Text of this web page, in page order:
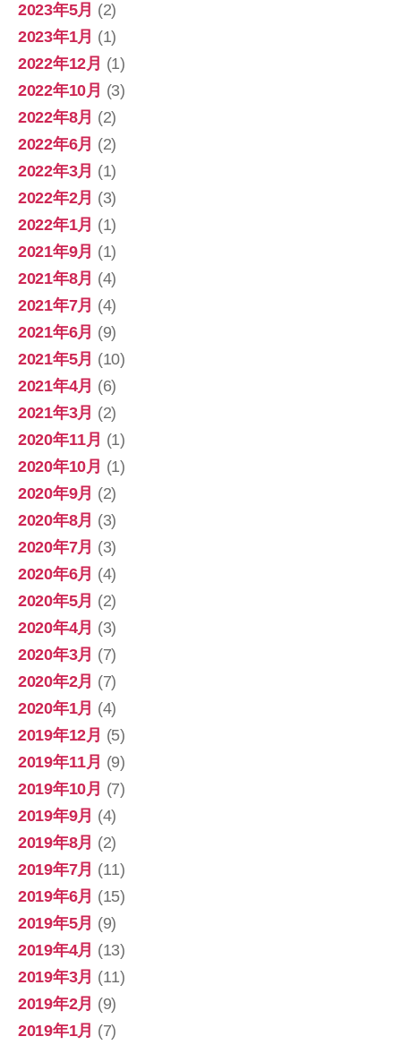
2023年5月 (2)
2023年1月 (1)
2022年12月 (1)
2022年10月 (3)
2022年8月 (2)
2022年6月 (2)
2022年3月 (1)
2022年2月 (3)
2022年1月 (1)
2021年9月 (1)
2021年8月 (4)
2021年7月 (4)
2021年6月 (9)
2021年5月 (10)
2021年4月 (6)
2021年3月 (2)
2020年11月 (1)
2020年10月 (1)
2020年9月 (2)
2020年8月 (3)
2020年7月 (3)
2020年6月 (4)
2020年5月 (2)
2020年4月 (3)
2020年3月 (7)
2020年2月 (7)
2020年1月 (4)
2019年12月 (5)
2019年11月 (9)
2019年10月 (7)
2019年9月 (4)
2019年8月 (2)
2019年7月 (11)
2019年6月 (15)
2019年5月 (9)
2019年4月 (13)
2019年3月 (11)
2019年2月 (9)
2019年1月 (7)